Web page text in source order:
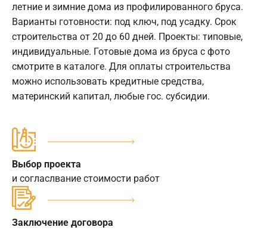
летние и зимние дома из профилированного бруса.
Варианты готовности: под ключ, под усадку. Срок
строительства от 20 до 60 дней. Проекты: типовые,
индивидуальные. Готовые дома из бруса с фото
смотрите в каталоге. Для оплаты строительства
можно использовать кредитные средства,
материнский капитал, любые гос. субсидии.
Выбор проекта
и согласлвание стоимости работ
Заключение договора